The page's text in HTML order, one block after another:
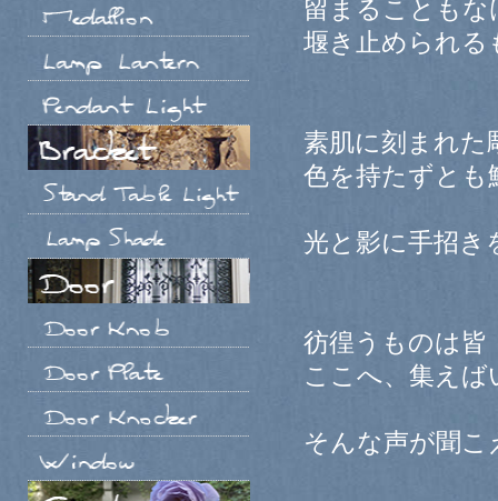
留まることもな
堰き止められる
素肌に刻まれた
色を持たずとも
光と影に手招き
彷徨うものは皆
ここへ、集えば
そんな声が聞こ